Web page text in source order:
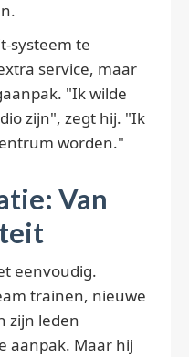
systeem te
service, maar
"Ik wilde
zijn", zegt hij. "Ik
worden."
Van
eenvoudig.
trainen, nieuwe
zijn leden
aanpak. Maar hij